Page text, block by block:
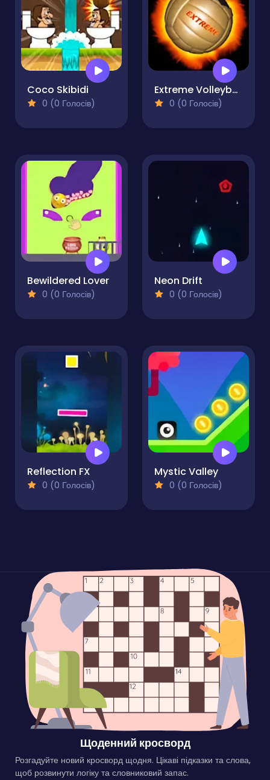
Coco Skibidi
0 (0 Голосів)
Extreme Volleyball
0 (0 Голосів)
Bewildered Lover
0 (0 Голосів)
Neon Drift
0 (0 Голосів)
Reflection FX
0 (0 Голосів)
Mystic Valley
0 (0 Голосів)
Щоденний кросворд
Розгадуйте новий кросворд щодня. Цікаві підказки та слова,
щоб розвинути логіку та словниковий запас.